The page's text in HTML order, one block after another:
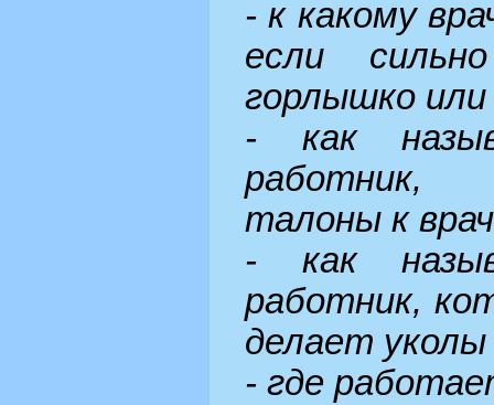
- к какому
если
горлышко или
- как
талоны к
- как
работник,
делает уколы
- где